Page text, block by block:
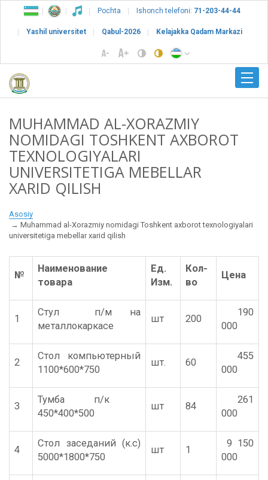
Pochta Ishonch telefoni: 71-203-44-44
Yashil universitet Qabul-2026 Kelajakka Qadam Markazi
MUHAMMAD AL-XORAZMIY
NOMIDAGI TOSHKENT AXBOROT
TEXNOLOGIYALARI
UNIVERSITETIGA MEBELLAR
XARID QILISH
Asosiy
Muhammad al-Xorazmiy nomidagi Toshkent axborot texnologiyalari
universitetiga mebellar xarid qilish
№
Наименование
товара
Ед.
Изм.
Кол-
во
Цена
1
Стул п/м на
металлокаркасе
шт 200
190
000
2
Стол компьютерный
1100*600*750
шт. 60
455
000
3
Тумба п/к
450*400*500
шт 84
261
000
4
Стол заседаний (к.с)
5000*1800*750
шт 1
9 150
000